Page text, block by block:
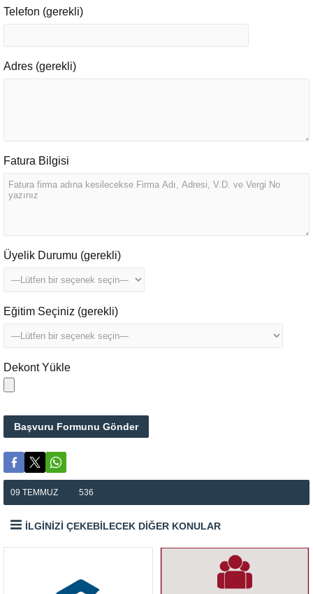
Telefon (gerekli)
Adres (gerekli)
Fatura Bilgisi
Üyelik Durumu (gerekli)
Eğitim Seçiniz (gerekli)
Dekont Yükle
09 TEMMUZ 536
İLGİNİZİ ÇEKEBİLECEK DİĞER KONULAR